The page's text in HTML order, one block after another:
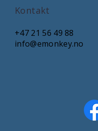
Kontakt
+47 21 56 49 88
info@emonkey.no